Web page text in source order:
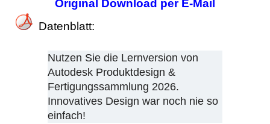
Original Download per E-Mail
Datenblatt:
Nutzen Sie die Lernversion von
Autodesk Produktdesign &
Fertigungssammlung 2026.
Innovatives Design war noch nie so
einfach!